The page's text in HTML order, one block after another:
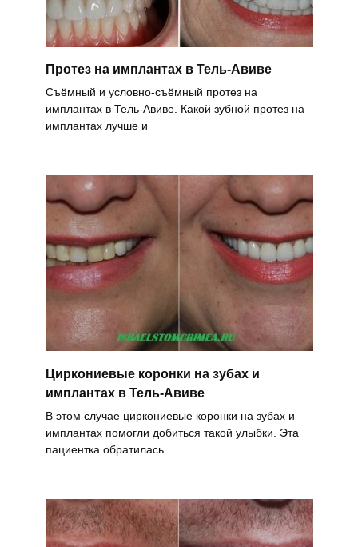
Протез на имплантах в Тель-Авиве
Съёмный и условно-съёмный протез на
имплантах в Тель-Авиве. Какой зубной протез на
имплантах лучше и
Циркониевые коронки на зубах и
имплантах в Тель-Авиве
В этом случае циркониевые коронки на зубах и
имплантах помогли добиться такой улыбки. Эта
пациентка обратилась